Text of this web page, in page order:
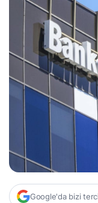
Google'da bizi